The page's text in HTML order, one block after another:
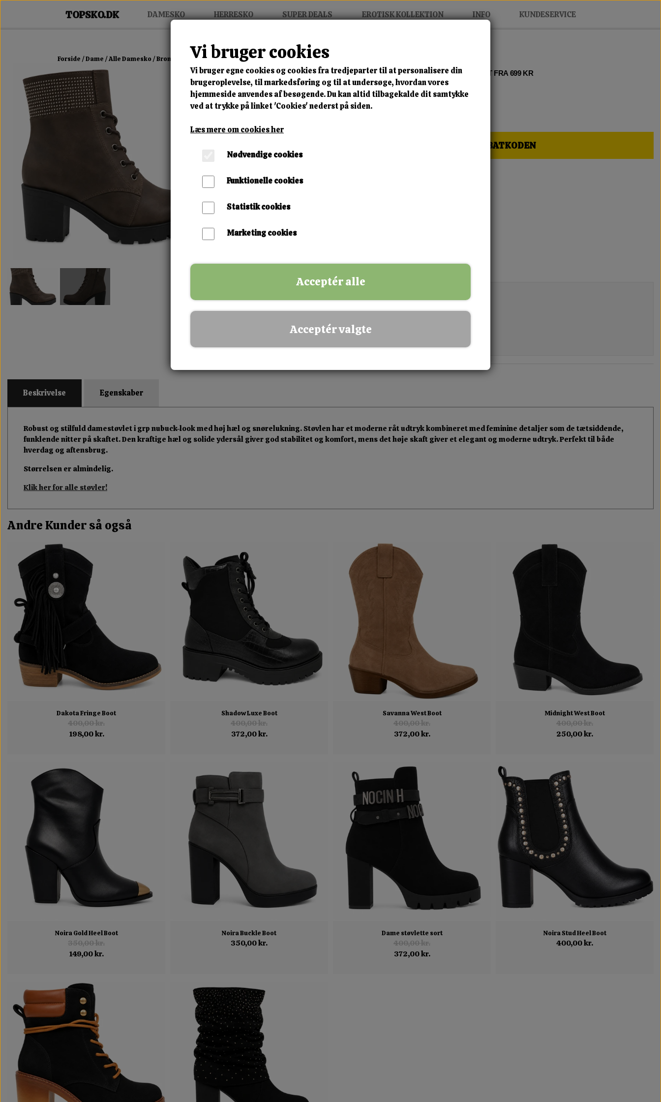
DAMESKO HERRESKO SUPER DEALS EROTISK KOLLEKTION INFO KUNDESERVICE
Forside Dame Alle Damesko Bronze Glam Boot
MIX FRIT • KØB 3 BETAL FOR 2 • FRI FRAGT FRA 699 KR
Bronze Glam Boot
🎁 SPAR 10 % – KLIK HER OG FÅ RABATKODEN
232,50 kr.
Størrelse
✅ Dansk webshop
✅ Fysisk butik i Esbjerg
Beskrivelse Egenskaber
Robust og stilfuld damestøvlet i grp nubuck-look med høj hæl og snørelukning. Støvlen har et moderne råt udtryk kombineret med feminine detaljer som de tætsiddende,
funklende nitter på skaftet. Den kraftige hæl og solide ydersål giver god stabilitet og komfort, mens det høje skaft giver et elegant og moderne udtryk. Perfekt til både
hverdag og aftensbrug.
Størrelsen er almindelig.
Klik her for alle støvler!
Andre Kunder så også
Dakota Fringe Boot
400,00 kr.
198,00 kr.
Shadow Luxe Boot
400,00 kr.
372,00 kr.
Savanna West Boot
400,00 kr.
372,00 kr.
Midnight West Boot
400,00 kr.
250,00 kr.
Noira Gold Heel Boot
350,00 kr.
149,00 kr.
Noira Buckle Boot
350,00 kr.
Dame støvlette sort
400,00 kr.
372,00 kr.
Noira Stud Heel Boot
400,00 kr.
Vi bruger cookies
Vi bruger egne cookies og cookies fra tredjeparter til at personalisere din
brugeroplevelse, til markedsføring og til at undersøge, hvordan vores
hjemmeside anvendes af besøgende. Du kan altid tilbagekalde dit samtykke
ved at trykke på linket 'Cookies' nederst på siden.
Læs mere om cookies her
Nødvendige cookies
Funktionelle cookies
Statistik cookies
Marketing cookies
Acceptér alle
Acceptér valgte